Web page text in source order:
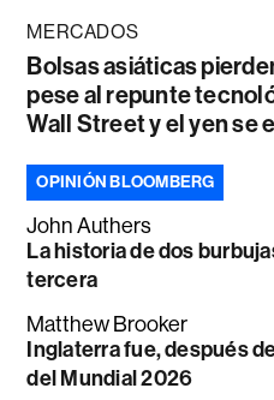
MERCADOS
Bolsas asiáticas
pese al repunte
Wall Street y el yen se
OPINIÓN BLOOMBERG
John Authers
La historia de dos
tercera
Matthew Brooker
Inglaterra fue, después
del Mundial 2026